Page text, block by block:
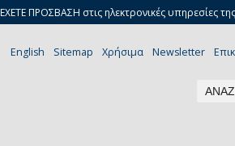
ΠΡΟΣΒΑΣΗ στις ηλεκτρονικές υπηρεσίες
English Sitemap Χρήσιμα Newsletter